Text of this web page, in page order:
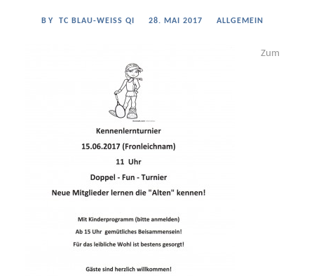
BY TC BLAU-WEISS QI 28. MAI 2017 ALLGEMEIN
Zum